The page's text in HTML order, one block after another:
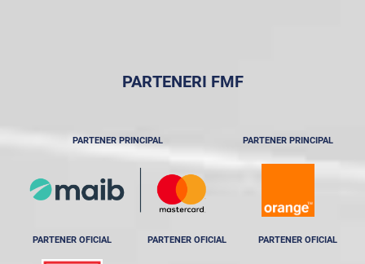
PARTENERI FMF
PARTENER PRINCIPAL PARTENER PRINCIPAL
PARTENER OFICIAL PARTENER OFICIAL PARTENER OFICIAL